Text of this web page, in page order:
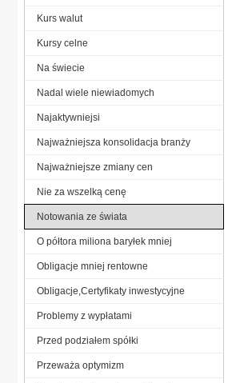
Kurs walut
Kursy celne
Na świecie
Nadal wiele niewiadomych
Najaktywniejsi
Najważniejsza konsolidacja branży
Najważniejsze zmiany cen
Nie za wszelką cenę
Notowania ze świata
O półtora miliona baryłek mniej
Obligacje mniej rentowne
Obligacje,Certyfikaty inwestycyjne
Problemy z wypłatami
Przed podziałem spółki
Przeważa optymizm